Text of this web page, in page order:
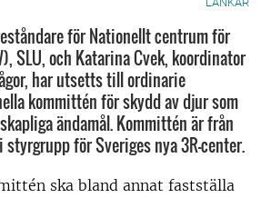
för Nationellt centrum för
SLU, och Katarina Cvek, koordinator
har utsetts till ordinarie
kommittén för skydd av djur som
ändamål. Kommittén är från
styrgrupp för Sveriges nya 3R-center.
ska bland annat fastställa